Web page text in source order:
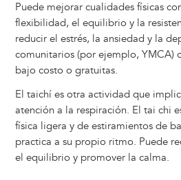
Puede mejorar cualidades físicas
flexibilidad, el equilibrio y la
reducir el estrés, la ansiedad y la
comunitarios (por ejemplo, YMCA)
bajo costo o gratuitas.
El taichí es otra actividad que
atención a la respiración. El tai chi
física ligera y de estiramientos de
practica a su propio ritmo. Puede
el equilibrio y promover la calma.